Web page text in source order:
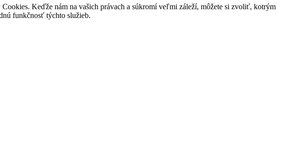
Keďže nám na vašich právach a súkromí veľmi záleží, môžete si zvoliť, kotrým
funkčnosť týchto služieb.